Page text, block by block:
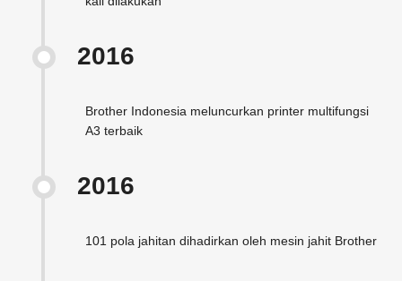
2016
Brother Indonesia meluncurkan printer multifungsi
A3 terbaik
2016
101 pola jahitan dihadirkan oleh mesin jahit Brother